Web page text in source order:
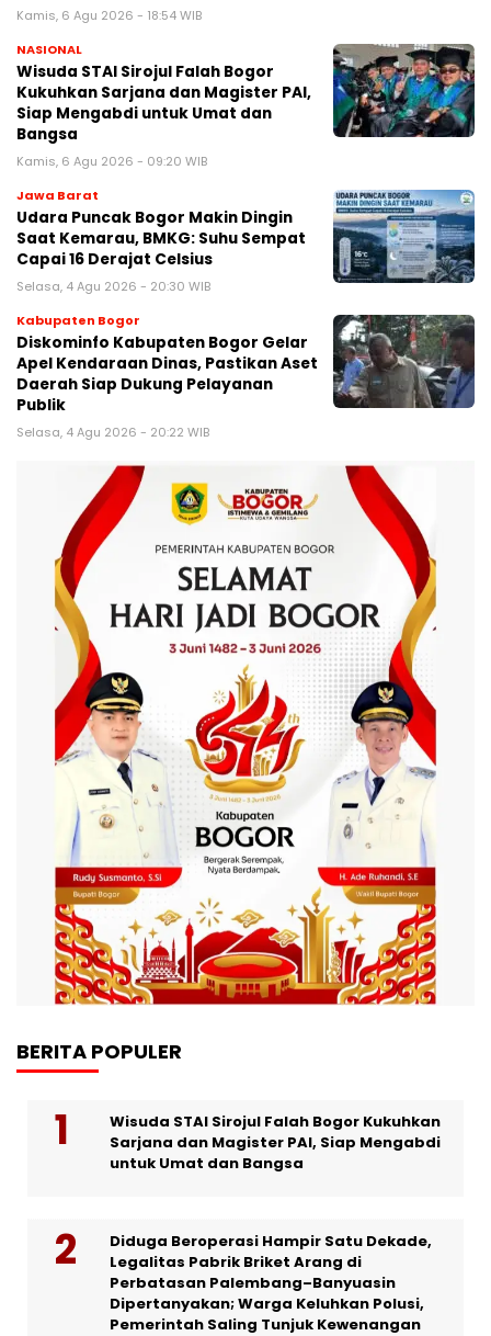
Kamis, 6 Agu 2026 - 18:54 WIB
NASIONAL
Wisuda STAI Sirojul Falah Bogor
Kukuhkan Sarjana dan Magister PAI,
Siap Mengabdi untuk Umat dan
Bangsa
Kamis, 6 Agu 2026 - 09:20 WIB
Jawa Barat
Udara Puncak Bogor Makin Dingin
Saat Kemarau, BMKG: Suhu Sempat
Capai 16 Derajat Celsius
Selasa, 4 Agu 2026 - 20:30 WIB
Kabupaten Bogor
Diskominfo Kabupaten Bogor Gelar
Apel Kendaraan Dinas, Pastikan Aset
Daerah Siap Dukung Pelayanan
Publik
Selasa, 4 Agu 2026 - 20:22 WIB
BERITA POPULER
Wisuda STAI Sirojul Falah Bogor Kukuhkan
Sarjana dan Magister PAI, Siap Mengabdi
untuk Umat dan Bangsa
Diduga Beroperasi Hampir Satu Dekade,
Legalitas Pabrik Briket Arang di
Perbatasan Palembang–Banyuasin
Dipertanyakan; Warga Keluhkan Polusi,
Pemerintah Saling Tunjuk Kewenangan